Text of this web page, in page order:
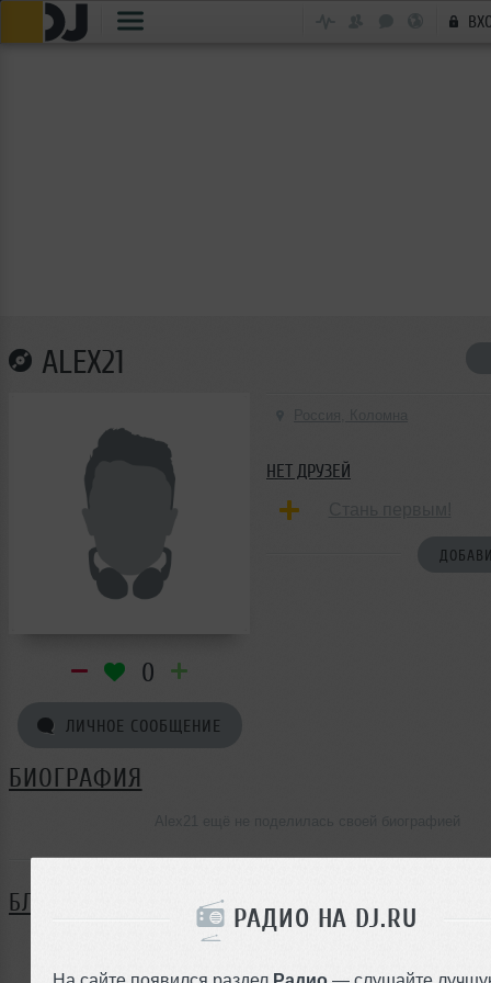
РАДИО НА DJ.RU
На сайте появился раздел Радио — слушайте
ALEX21
0
ЛИЧНОЕ СООБЩЕНИЕ
НЕТ ДРУЗЕЙ
БИОГРАФИЯ
БЛОГ